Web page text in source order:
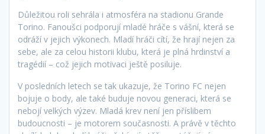
Důležitou roli sehrála i atmosféra na stadionu Grande
Torino. Fanoušci podporují mladé hráče s vášní, která se
odráží v jejich výkonech. Mladí hráči cítí, že hrají nejen za
sebe, ale za celou historii klubu, která je plná hrdinství a
tragédií – což jejich motivaci ještě posiluje.
V posledních letech se tak ukazuje, že Torino FC nejen
bojuje o body, ale také buduje novou generaci, která se
nebojí velkých výzev. Mladá krev není jen příslibem
budoucnosti – je motorem současnosti. A právě v těchto